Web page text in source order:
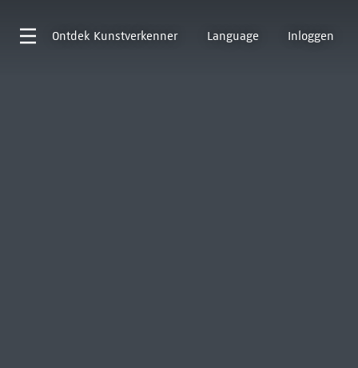
Ontdek Kunstverkenner Language Inloggen